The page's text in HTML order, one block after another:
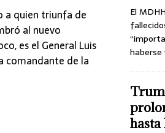
a quien triunfa de
al nuevo
es el General Luis
comandante de la
El